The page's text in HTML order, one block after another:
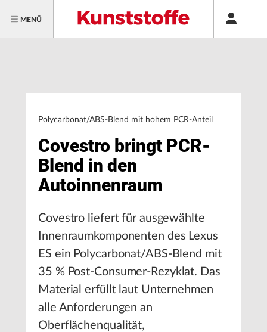
MENÜ
Polycarbonat/ABS-Blend mit hohem PCR-Anteil
Covestro bringt PCR-
Blend in den
Autoinnenraum
Covestro liefert für ausgewählte
Innenraumkomponenten des Lexus
ES ein Polycarbonat/ABS-Blend mit
35 % Post-Consumer-Rezyklat. Das
Material erfüllt laut Unternehmen
alle Anforderungen an
Oberflächenqualität,